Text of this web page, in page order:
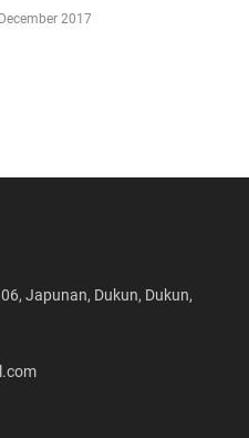
2017
Japunan, Dukun, Dukun,